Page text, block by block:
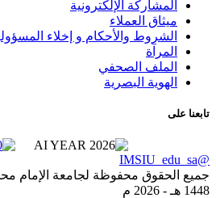
المشاركة الإلكترونية
ميثاق العملاء
الشروط والأحكام و إخلاء
المرآة
الملف الصحفي
الهوية البصرية
تابعنا على
@IMSIU_edu_sa
جميع الحقوق محفوظة لجامعة الإمام
1448 هـ -
2026 م